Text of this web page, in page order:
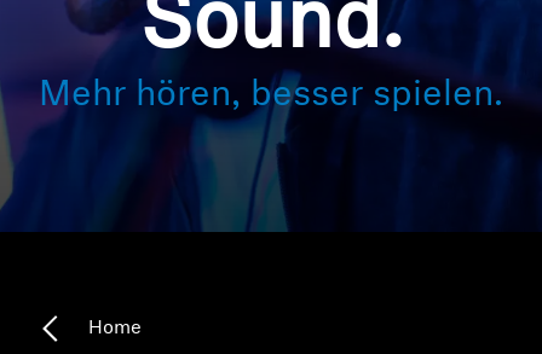
Kopfhörer-Ersatzteile & Zubehör
Ressourcen zum Thema Hören
Sound.
Mehr hören, besser spielen.
Home